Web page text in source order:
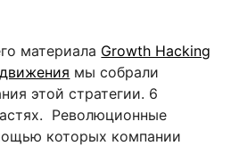
материала Growth Hacking
мы собрали
этой стратегии. 6
Революционные
которых компании